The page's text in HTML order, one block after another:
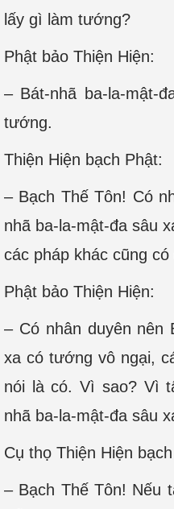
lấy gì làm tướng?
Phật bảo Thiện Hiện:
– Bát-nhã ba-la-mật-
tướng.
Thiện Hiện bạch Phật:
– Bạch Thế Tôn! Có
nhã ba-la-mật-đa sâu
các pháp khác cũng
Phật bảo Thiện Hiện:
– Có nhân duyên nên
xa có tướng vô ngại,
nói là có. Vì sao? Vì
nhã ba-la-mật-đa sâu
Cụ thọ Thiện Hiện
– Bạch Thế Tôn! Nếu